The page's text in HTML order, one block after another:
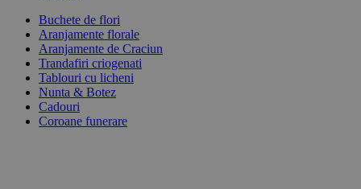
Buchete de flori
Aranjamente florale
Aranjamente de Craciun
Trandafiri criogenati
Tablouri cu licheni
Nunta & Botez
Cadouri
Coroane funerare